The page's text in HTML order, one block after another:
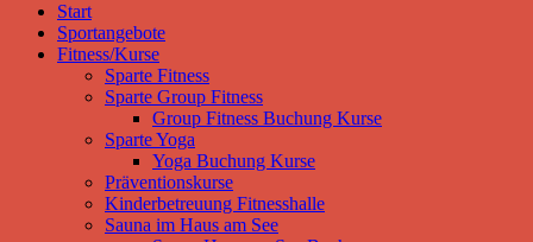
Start
Sportangebote
Fitness/Kurse
Sparte Fitness
Sparte Group Fitness
Group Fitness Buchung Kurse
Sparte Yoga
Yoga Buchung Kurse
Präventionskurse
Kinderbetreuung Fitnesshalle
Sauna im Haus am See